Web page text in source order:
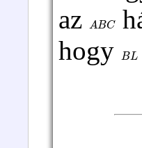
az
A BC
hogy
BL